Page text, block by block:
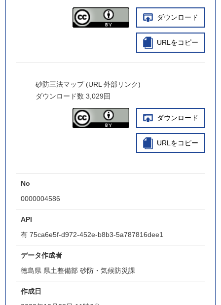
ダウンロード
URLをコピー
砂防三法マップ (URL 外部リンク)
ダウンロード数 3,029回
ダウンロード
URLをコピー
No
0000004586
API
有 75ca6e5f-d972-452e-b8b3-5a787816dee1
データ作成者
徳島県 県土整備部 砂防・気候防災課
作成日